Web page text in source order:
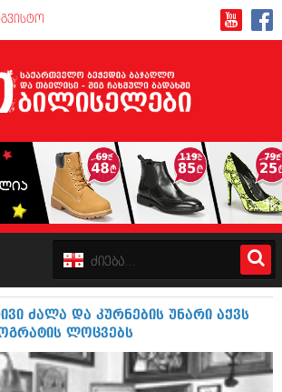
ძალა და კურნების უნარი აქვს
ლოცვებს